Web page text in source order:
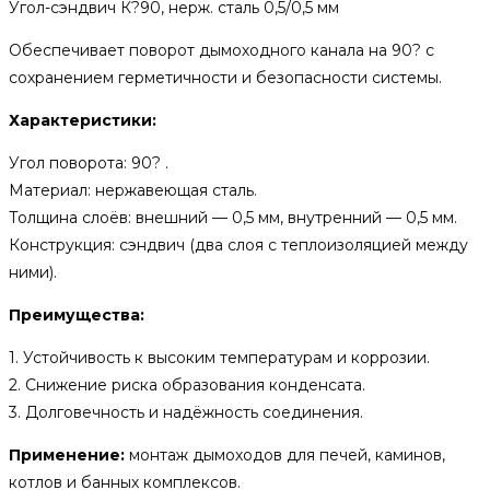
Угол-сэндвич К?90, нерж. сталь 0,5/0,5 мм
Обеспечивает поворот дымоходного канала на 90? с
сохранением герметичности и безопасности системы.
Характеристики:
Угол поворота: 90? .
Материал: нержавеющая сталь.
Толщина слоёв: внешний — 0,5 мм, внутренний — 0,5 мм.
Конструкция: сэндвич (два слоя с теплоизоляцией между
ними).
Преимущества:
1. Устойчивость к высоким температурам и коррозии.
2. Снижение риска образования конденсата.
3. Долговечность и надёжность соединения.
Применение: монтаж дымоходов для печей, каминов,
котлов и банных комплексов.